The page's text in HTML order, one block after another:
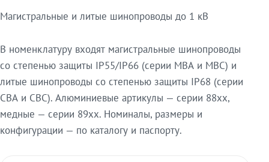
Магистральные и литые шинопроводы до 1 кВ
В номенклатуру входят магистральные шинопроводы
со степенью защиты IP55/IP66 (серии МВА и МВС) и
литые шинопроводы со степенью защиты IP68 (серии
СВА и СВС). Алюминиевые артикулы — серии 88xx,
медные — серии 89xx. Номиналы, размеры и
конфигурации — по каталогу и паспорту.